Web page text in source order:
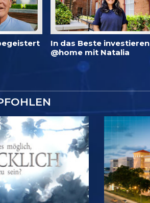
In das Beste investieren
@home mit Natalia